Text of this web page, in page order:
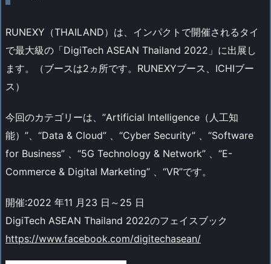
RUNEXY（THAILAND）は、インパクトで開催されるタイ
で最大級の「DigiTech ASEAN Thailand 2022」に出展し
ます。（ブースは2ヵ所です。RUNEXYブース、ICHIブー
ス）
今回のカテゴリーは、”Artificial Intelligence（人工知
能）”、“Data & Cloud” 、“Cyber Security” 、“Software
for Business” 、“5G Technology & Network” 、“E-
Commerce & Digital Marketing” 、“VR”です。
開催:2022 年11 月23 日～25 日
DigiTech ASEAN Thailand 2022のフェイスブック
https://www.facebook.com/digitechasean/